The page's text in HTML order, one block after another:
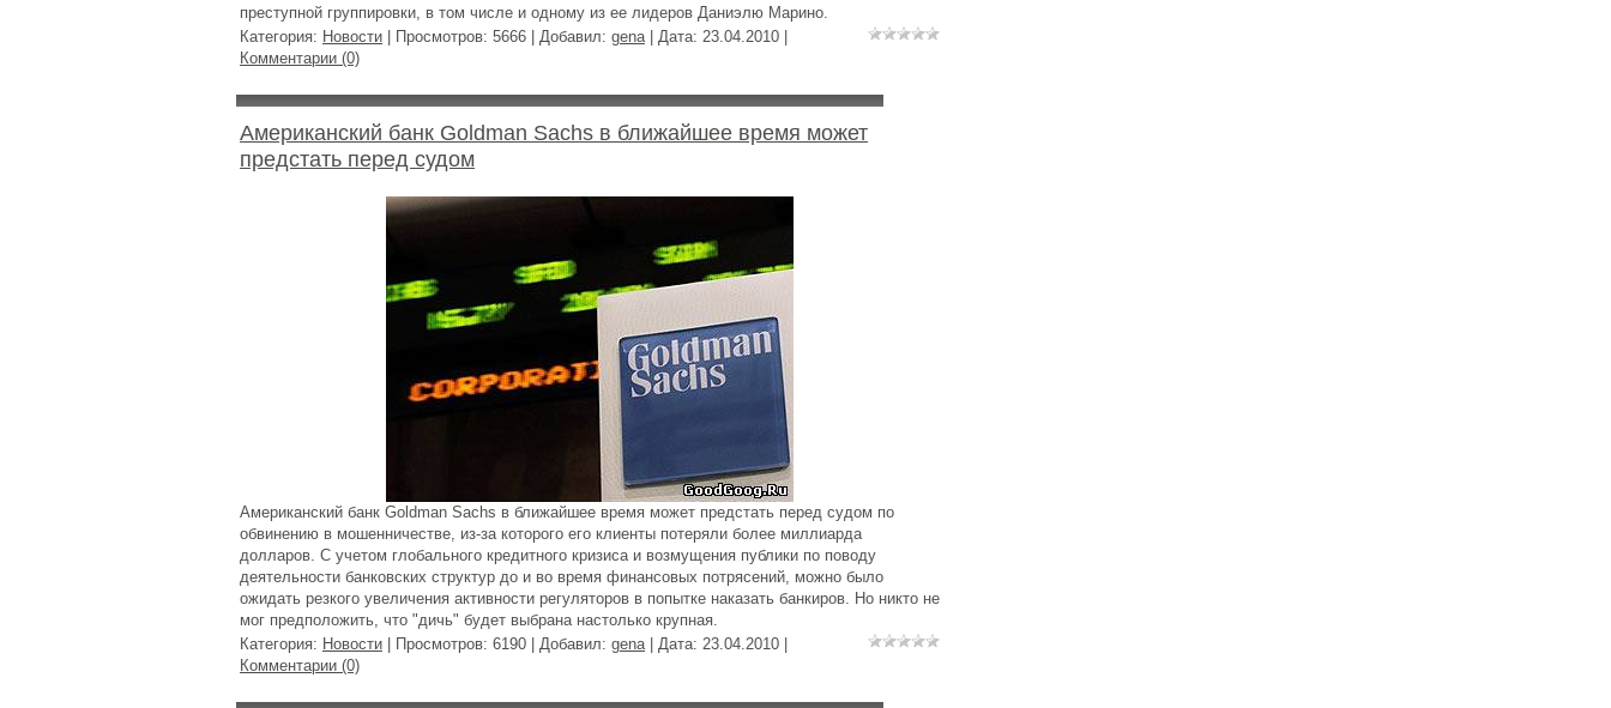
преступной группировки, в том числе и одному из ее лидеров Даниэлю Марино.
Категория: Новости | Просмотров: 5666 | Добавил: gena| Дата: 23.04.2010
Комментарии (0)
Американский банк Goldman Sachs в ближайшее время может
предстать перед судом
Американский банк Goldman Sachs в ближайшее время может предстать перед судом по
обвинению в мошенничестве, из-за которого его клиенты потеряли более миллиарда
долларов. С учетом глобального кредитного кризиса и возмущения публики по поводу
деятельности банковских структур до и во время финансовых потрясений, можно было
ожидать резкого увеличения активности регуляторов в попытке наказать банкиров. Но никто не
мог предположить, что "дичь" будет выбрана настолько крупная.
Категория: Новости | Просмотров: 6190 | Добавил: gena| Дата: 23.04.2010
Комментарии (0)